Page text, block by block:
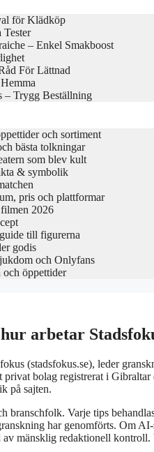
för Klädköp
Tester
– Enkel Smakboost
För Lättnad
– Trygg Beställning
och sortiment
bästa tolkningar
som blev kult
& symbolik
pris och plattformar
2026
till figurerna
godis
och Onlyfans
öppettider
arbetar
(stadsfokus.se), leder
bolag registrerat i
på sajten.
branschfolk. Varje tips
har genomförts. Om
mänsklig redaktionell